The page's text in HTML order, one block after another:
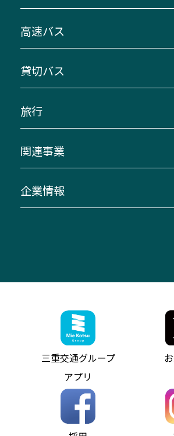
主要停留所案内図・時刻表
路線バスのご利用方法
三重交通接近情報バスロケーショ
ダイヤ改正情報
迂回・休止について
臨時バスについて
伊勢二見鳥羽周遊バスCANばす
「みえブルーライン」（三重大
神都ライナー
ミジュマルのラッピングバス（鈴
参宮バス
神都バス
パールシャトル
バス情報の見える化
コミュニティバス
バス・タクシー交通広告
高速バス
南紀・VISON～横浜・東京・埼玉
伊賀～名古屋
南紀～VISON～名古屋
湯の山温泉～名古屋
桑名・長島温泉・金城ふ頭駅～中
（休止中）
お客様駐車場のご案内
アイコンの説明
インターネット予約
よくあるご質問
お問い合わせ
貸切バス
貸切バスのご利用について
お問い合わせ
旅行
貸切バス団体旅行
美し国周遊ばす
関連事業
自家用自動車車両運行管理
ザ・バスコレクション三重交通バ
三重交通公式グッズ
企業情報
ファンコーナー
お問い合わせ
お知らせ・最新情報一覧
ニュースリリース
お問い合わせ
個人情報保護方針
ソーシャルメディア運用ポリシー
三重交通グループ
アプリ